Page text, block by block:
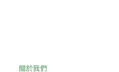
關於我們